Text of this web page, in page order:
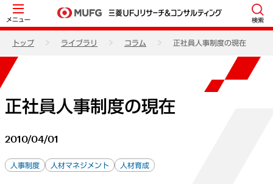
メニュー 検索
トップ ライブラリ コラム 正社員人事制度の現在
正社員人事制度の現在
2010/04/01
人事制度 人材マネジメント 人材育成